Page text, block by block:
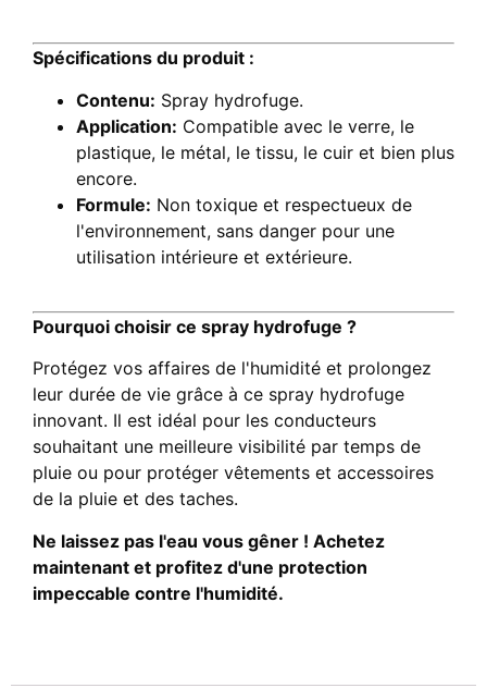
Spécifications du produit :
Contenu: Spray hydrofuge.
Application: Compatible avec le verre, le
plastique, le métal, le tissu, le cuir et bien plus
encore.
Formule: Non toxique et respectueux de
l'environnement, sans danger pour une
utilisation intérieure et extérieure.
Pourquoi choisir ce spray hydrofuge ?
Protégez vos affaires de l'humidité et prolongez
leur durée de vie grâce à ce spray hydrofuge
innovant. Il est idéal pour les conducteurs
souhaitant une meilleure visibilité par temps de
pluie ou pour protéger vêtements et accessoires
de la pluie et des taches.
Ne laissez pas l'eau vous gêner ! Achetez
maintenant et profitez d'une protection
impeccable contre l'humidité.